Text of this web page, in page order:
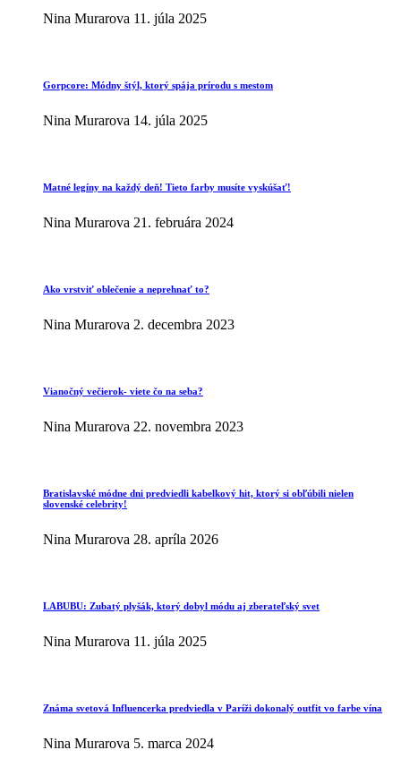
Nina Murarova 11. júla 2025
Gorpcore: Módny štýl, ktorý spája prírodu s mestom
Nina Murarova 14. júla 2025
Matné legíny na každý deň! Tieto farby musíte vyskúšať!
Nina Murarova 21. februára 2024
Ako vrstviť oblečenie a neprehnať to?
Nina Murarova 2. decembra 2023
Vianočný večierok- viete čo na seba?
Nina Murarova 22. novembra 2023
Bratislavské módne dni predviedli kabelkový hit, ktorý si obľúbili nielen
slovenské celebrity!
Nina Murarova 28. apríla 2026
LABUBU: Zubatý plyšák, ktorý dobyl módu aj zberateľský svet
Nina Murarova 11. júla 2025
Známa svetová Influencerka predviedla v Paríži dokonalý outfit vo farbe vína
Nina Murarova 5. marca 2024